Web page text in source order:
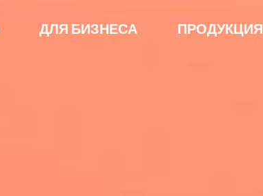
ДЛЯ БИЗНЕСА ПРОДУКЦИЯ